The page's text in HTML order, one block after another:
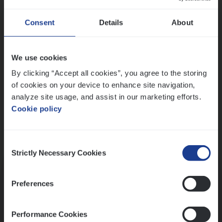
Consent Details About
We use cookies
By clicking “Accept all cookies”, you agree to the storing
of cookies on your device to enhance site navigation,
analyze site usage, and assist in our marketing efforts.
Cookie policy
Selection
Strictly Necessary Cookies
Preferences
Performance Cookies
Ons sollicitatieproces